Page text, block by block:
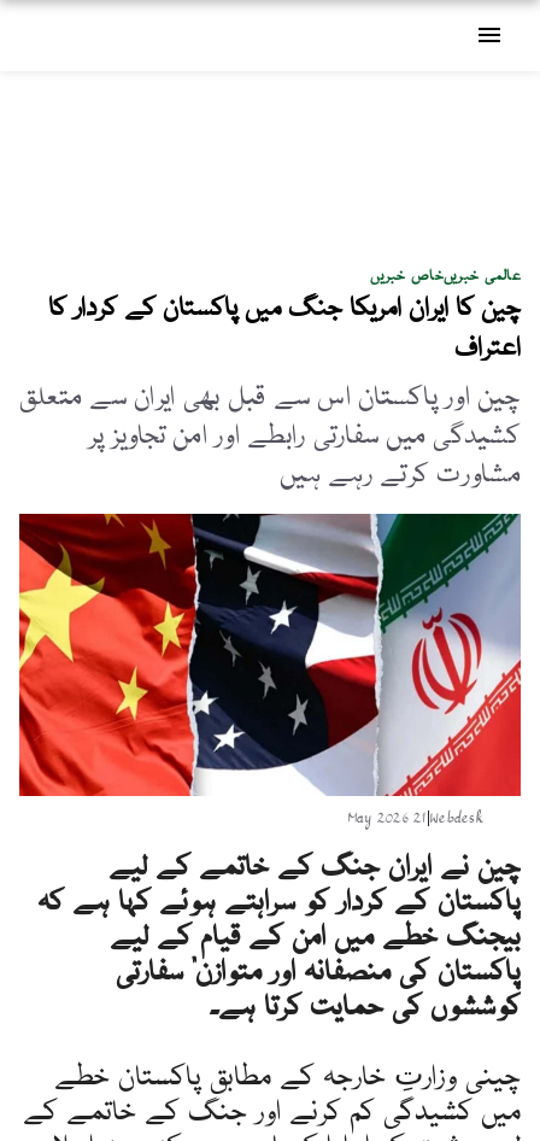
menu
عالمی خبریںخاص خبریں
چین کا ایران امریکا جنگ میں پاکستان کے کردار کا
اعتراف
چین اور پاکستان اس سے قبل بھی ایران سے متعلق
کشیدگی میں سفارتی رابطے اور امن تجاویز پر
مشاورت کرتے رہے ہیں
Webdesk
|
21 May 2026
چین نے ایران جنگ کے خاتمے کے لیے
پاکستان کے کردار کو سراہتے ہوئے کہا ہے کہ
بیجنگ خطے میں امن کے قیام کے لیے
پاکستان کی “منصفانہ اور متوازن” سفارتی
کوششوں کی حمایت کرتا ہے۔
چینی وزارتِ خارجہ کے مطابق پاکستان خطے
میں کشیدگی کم کرنے اور جنگ کے خاتمے کے